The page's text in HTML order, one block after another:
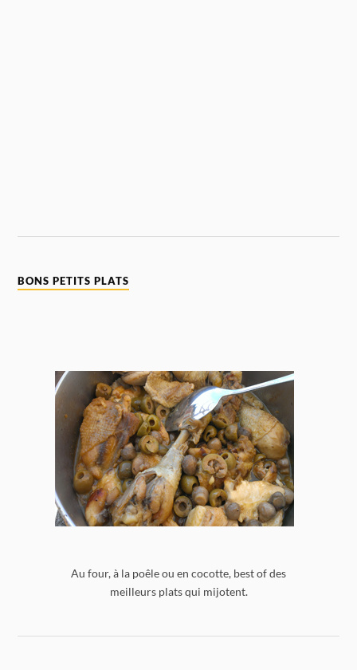
BONS PETITS PLATS
Au four, à la poêle ou en cocotte, best of des
meilleurs plats qui mijotent.